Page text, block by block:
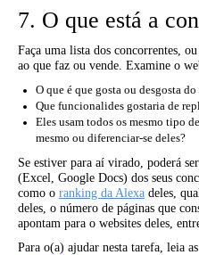
7. O que está a
Faça uma lista dos concorrentes,
ao que faz ou vende. Examine o
O que é que gosta ou desgosta
Que funcionalides gostaria de
Eles usam todos os mesmo tipo
mesmo ou diferenciar-se deles?
Se estiver para aí virado, poderá
(Excel, Google Docs) dos seus
como o ranking da Alexa deles,
deles, o número de páginas que
apontam para o websites deles,
Para o(a) ajudar nesta tarefa, leia as